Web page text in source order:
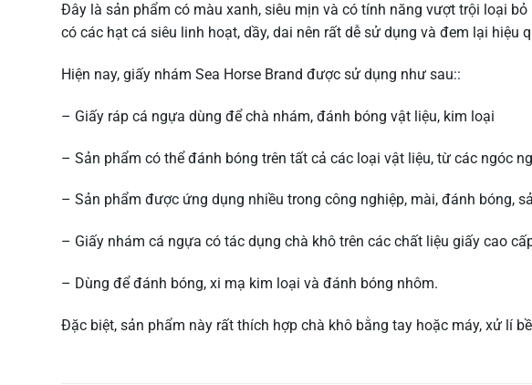
Đây là sản phẩm có màu xanh, siêu mịn và có tính năng vượt trội loại
có các hạt cá siêu linh hoạt, dầy, dai nên rất dễ sử dụng và đem lại hiệu
Hiện nay, giấy nhám Sea Horse Brand được sử dụng như sau::
– Giấy ráp cá ngựa dùng để chà nhám, đánh bóng vật liệu, kim loại
– Sản phẩm có thể đánh bóng trên tất cả các loại vật liệu, từ các ngóc
– Sản phẩm được ứng dụng nhiều trong công nghiệp, mài, đánh bóng,
– Giấy nhám cá ngựa có tác dụng chà khô trên các chất liệu giấy cao
– Dùng để đánh bóng, xi mạ kim loại và đánh bóng nhôm.
Đặc biệt, sản phẩm này rất thích hợp chà khô bằng tay hoặc máy, xử lí